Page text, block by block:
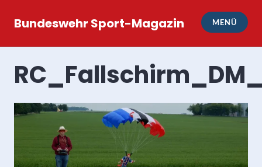
InhaltBundeswehr Sport-Magazin MENÜ